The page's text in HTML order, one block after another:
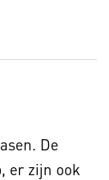
De
er zijn ook